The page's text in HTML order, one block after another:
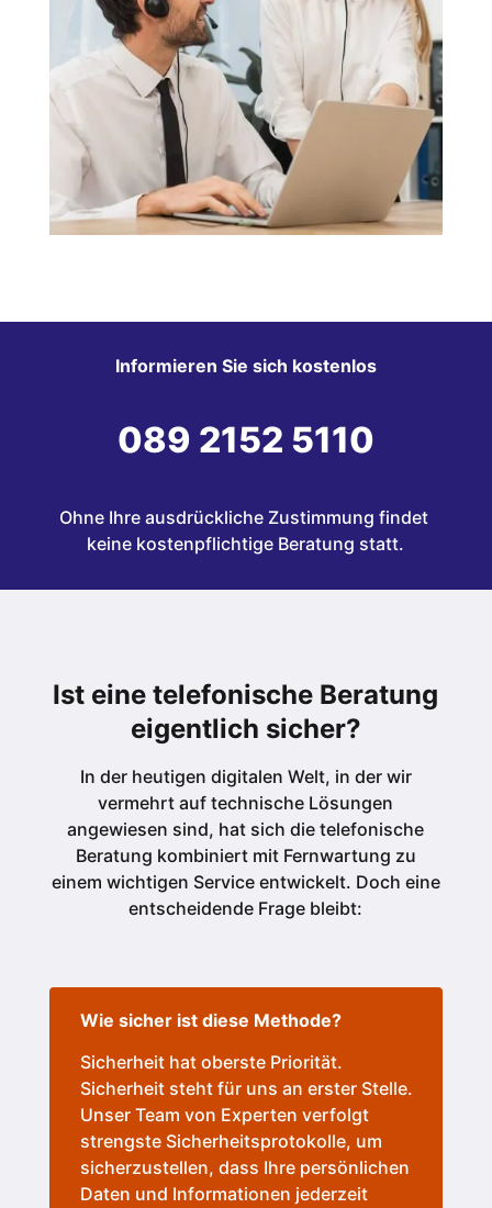
Informieren Sie sich kostenlos
089 2152 5110
Ohne Ihre ausdrückliche Zustimmung findet
keine kostenpflichtige Beratung statt.
Ist eine telefonische Beratung
eigentlich sicher?
In der heutigen digitalen Welt, in der wir
vermehrt auf technische Lösungen
angewiesen sind, hat sich die telefonische
Beratung kombiniert mit Fernwartung zu
einem wichtigen Service entwickelt. Doch eine
entscheidende Frage bleibt:
Wie sicher ist diese Methode?
Sicherheit hat oberste Priorität.
Sicherheit steht für uns an erster Stelle.
Unser Team von Experten verfolgt
strengste Sicherheitsprotokolle, um
sicherzustellen, dass Ihre persönlichen
Daten und Informationen jederzeit